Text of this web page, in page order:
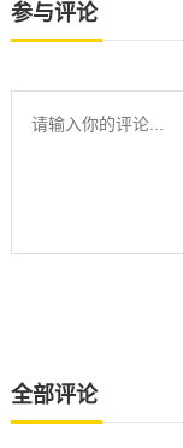
参与评论
全部评论